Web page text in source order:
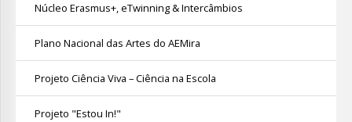
Núcleo Erasmus+, eTwinning & Intercâmbios
Plano Nacional das Artes do AEMira
Projeto Ciência Viva – Ciência na Escola
Projeto "Estou In!"